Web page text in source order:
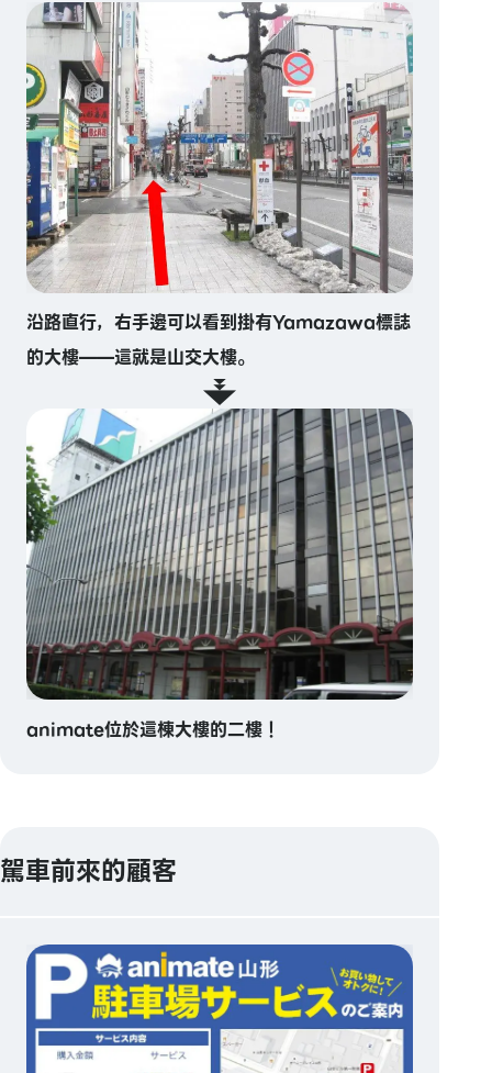
沿路直行，右手邊可以看到掛有Yamazawa標誌
的大樓——這就是山交大樓。
animate位於這棟大樓的二樓！
駕車前來的顧客